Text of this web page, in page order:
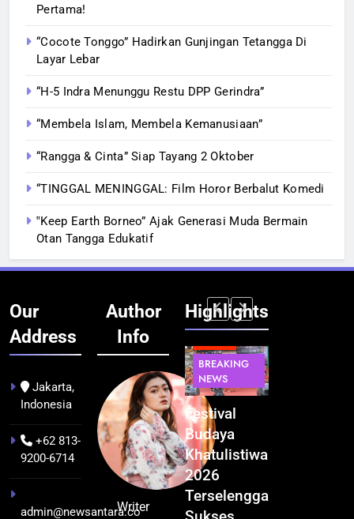
Pertama!
“Cocote Tonggo” Hadirkan Gunjingan Tetangga Di
Layar Lebar
“H-5 Indra Menunggu Restu DPP Gerindra”
“Membela Islam, Membela Kemanusiaan”
“Rangga & Cinta” Siap Tayang 2 Oktober
“TINGGAL MENINGGAL: Film Horor Berbalut Komedi
‟Keep Earth Borneo” Ajak Generasi Muda Bermain
Otan Tangga Edukatif
Our
Address
Jakarta,
Indonesia
+62 813-
9200-6714
admin@newsantara.co
Author
Info
Writer
Highlights
BERITA
NEWS
Kualitas
Pramuwisata
Dukung
Peningkatan
INFRASTRUKTUR
TEKNOLOGI
Indonesia
Resmi
Bangun AI
Factory
BREAKING
NEWS
Festival
Budaya
Khatulistiwa
2026
Terselenggara